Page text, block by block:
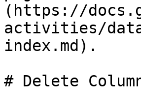
(https://
activities/
index.md).
# Delete